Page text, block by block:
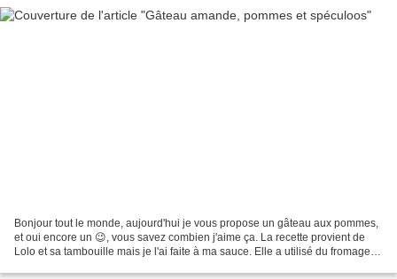
Bonjour tout le monde, aujourd'hui je vous propose un gâteau aux pommes,
et oui encore un 😉, vous savez combien j'aime ça. La recette provient de
Lolo et sa tambouille mais je l'ai faite à ma sauce. Elle a utilisé du fromage